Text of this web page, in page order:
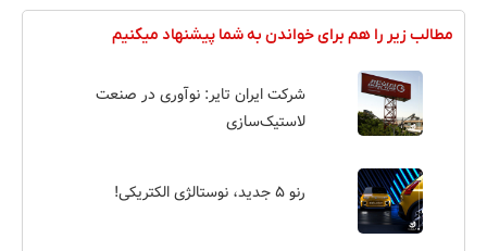
مطالب زیر را هم برای خواندن به شما پیشنهاد میکنیم
شرکت ایران تایر: نوآوری در صنعت
لاستیک‌سازی
رنو ۵ جدید، نوستالژی الکتریکی!